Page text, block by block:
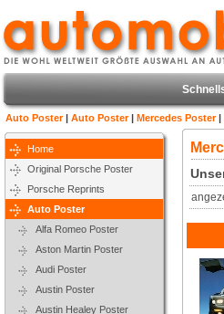
Auto Poster| Auto Poster| Mercedes Poster|
Home
Original Porsche Poster
Porsche Reprints
Auto Poster
Alfa Romeo Poster
Aston Martin Poster
Audi Poster
Austin Poster
Austin Healey Poster